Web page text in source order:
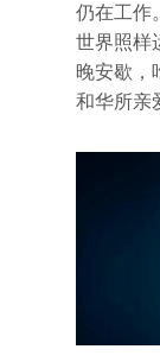
仍在工作
世界照样
晚安歇，
和华所亲